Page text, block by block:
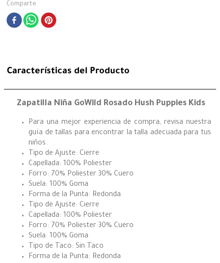
Comparte
Características del Producto
Zapatilla Niña GoWild Rosado Hush Puppies Kids
Para una mejor experiencia de compra, revisa nuestra
guía de tallas para encontrar la talla adecuada para tus
niños.
Tipo de Ajuste: Cierre
Capellada: 100% Poliester
Forro: 70% Poliester 30% Cuero
Suela: 100% Goma
Forma de la Punta: Redonda
Tipo de Ajuste: Cierre
Capellada: 100% Poliester
Forro: 70% Poliester 30% Cuero
Suela: 100% Goma
Tipo de Taco: Sin Taco
Forma de la Punta: Redonda